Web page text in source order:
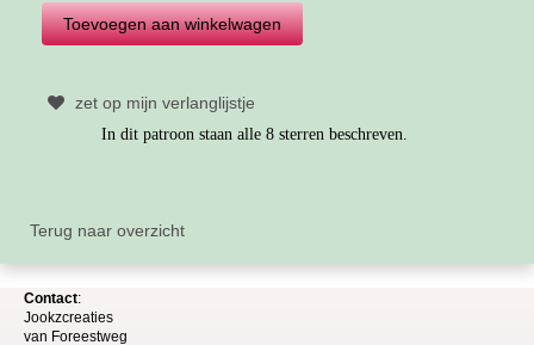
zet op mijn verlanglijstje
In dit patroon staan alle 8 sterren beschreven.
Terug naar overzicht
Contact:
Jookzcreaties
van Foreestweg